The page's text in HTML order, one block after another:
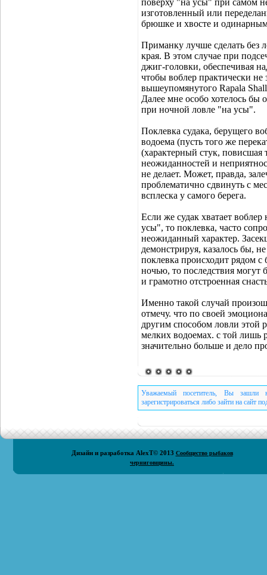
изготовленный или
брюшке и хвосте и
Приманку лучше сделать без
края. В этом случае при
джиг-головки, обеспечивая
чтобы воблер практически не
вышеупомянутого Rapala
Далее мне особо хотелось бы
при ночной ловле "на усы".
Поклевка судака, берущего
водоема (пусть того же
(характерный стук, повисшая
неожиданностей и
не делает. Может, правда,
проблематично сдвинуть с
всплеска у самого берега.
Если же судак хватает
усы", то поклевка, часто
неожиданный характер.
демонстрируя, казалось бы,
поклевка происходит рядом с
ночью, то последствия могут
и грамотно отстроенная
Именно такой случай
отмечу. что по своей
другим способом ловли
мелких водоемах. с той лишь
значительно больше и дело
Уважаемый посетитель, Вы зашли
зарегистрироваться либо зайти на сайт
Дизайн и разработка AlexT© 2013 Сообщество рыбаков
черниговщины.